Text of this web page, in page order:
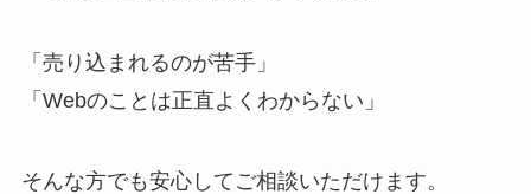
「売り込まれるのが苦手」
「Webのことは正直よくわからない」
そんな方でも安心してご相談いただけます。